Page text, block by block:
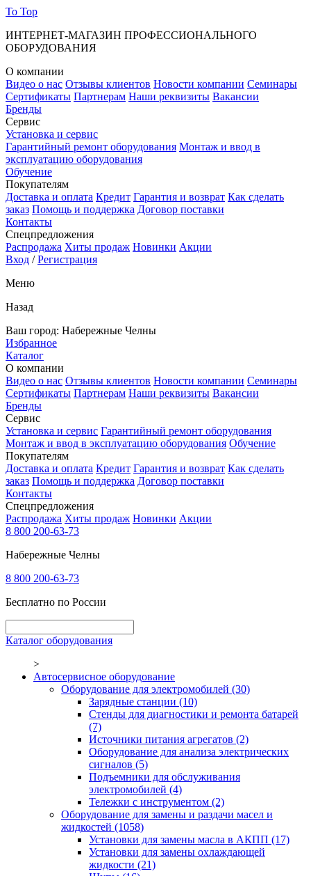
To Top
ИНТЕРНЕТ-МАГАЗИН ПРОФЕССИОНАЛЬНОГО
ОБОРУДОВАНИЯ
О компании
Видео о нас Отзывы клиентов Новости компании Семинары
Сертификаты Партнерам Наши реквизиты Вакансии
Бренды
Сервис
Установка и сервис
Гарантийный ремонт оборудования Монтаж и ввод в
эксплуатацию оборудования
Обучение
Покупателям
Доставка и оплата Кредит Гарантия и возврат Как сделать
заказ Помощь и поддержка Договор поставки
Контакты
Спецпредложения
Распродажа Хиты продаж Новинки Акции
Вход /Регистрация
Меню
Назад
Ваш город: Набережные Челны
Избранное
Каталог
О компании
Видео о нас Отзывы клиентов Новости компании Семинары
Сертификаты Партнерам Наши реквизиты Вакансии
Бренды
Сервис
Установка и сервис Гарантийный ремонт оборудования
Монтаж и ввод в эксплуатацию оборудования Обучение
Покупателям
Доставка и оплата Кредит Гарантия и возврат Как сделать
заказ Помощь и поддержка Договор поставки
Контакты
Спецпредложения
Распродажа Хиты продаж Новинки Акции
8 800 200-63-73
Набережные Челны
8 800 200-63-73
Бесплатно по России
Каталог оборудования
>
Автосервисное оборудование
Оборудование для электромобилей (30)
Зарядные станции (10)
Стенды для диагностики и ремонта батарей
(7)
Источники питания агрегатов (2)
Оборудование для анализа электрических
сигналов (5)
Подъемники для обслуживания
электромобилей (4)
Тележки с инструментом (2)
Оборудование для замены и раздачи масел и
жидкостей (1058)
Установки для замены масла в АКПП (17)
Установки для замены охлаждающей
жидкости (21)